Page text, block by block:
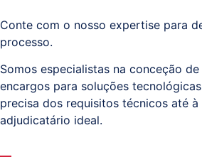
Sistemas
e
Comunicações
(ITPS)
Conte com o nosso expertise para
processo.
Somos especialistas na conceção
encargos para soluções
precisa dos requisitos técnicos até à
adjudicatário ideal.